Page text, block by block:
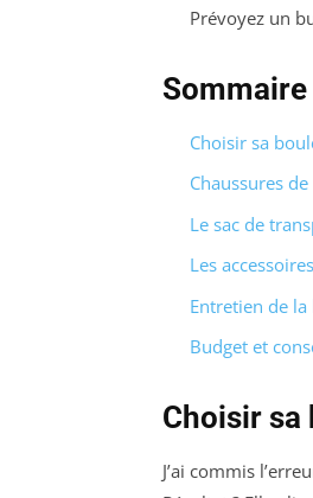
Prévoyez un
Sommaire
Choisir sa
Chaussures
Le sac de
Les
Entretien de
Budget et
Choisir sa
J’ai commis